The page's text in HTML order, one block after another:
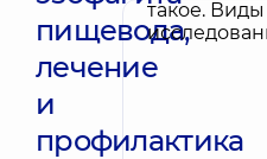
пищевода,
лечение
и
профилактика